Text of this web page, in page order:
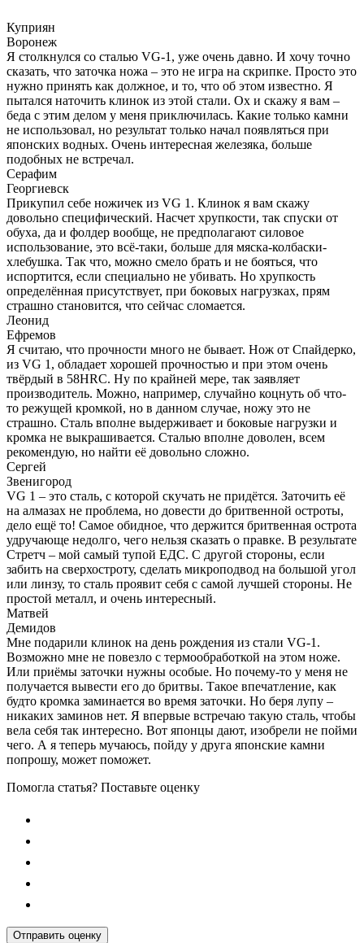
Куприян
Воронеж
Я столкнулся со сталью VG-1, уже очень давно. И хочу точно
сказать, что заточка ножа – это не игра на скрипке. Просто это
нужно принять как должное, и то, что об этом известно. Я
пытался наточить клинок из этой стали. Ох и скажу я вам –
беда с этим делом у меня приключилась. Какие только камни
не использовал, но результат только начал появляться при
японских водных. Очень интересная железяка, больше
подобных не встречал.
Серафим
Георгиевск
Прикупил себе ножичек из VG 1. Клинок я вам скажу
довольно специфический. Насчет хрупкости, так спуски от
обуха, да и фолдер вообще, не предполагают силовое
использование, это всё-таки, больше для мяска-колбаски-
хлебушка. Так что, можно смело брать и не бояться, что
испортится, если специально не убивать. Но хрупкость
определённая присутствует, при боковых нагрузках, прям
страшно становится, что сейчас сломается.
Леонид
Ефремов
Я считаю, что прочности много не бывает. Нож от Спайдерко,
из VG 1, обладает хорошей прочностью и при этом очень
твёрдый в 58HRC. Ну по крайней мере, так заявляет
производитель. Можно, например, случайно коцнуть об что-
то режущей кромкой, но в данном случае, ножу это не
страшно. Сталь вполне выдерживает и боковые нагрузки и
кромка не выкрашивается. Сталью вполне доволен, всем
рекомендую, но найти её довольно сложно.
Сергей
Звенигород
VG 1 – это сталь, с которой скучать не придётся. Заточить её
на алмазах не проблема, но довести до бритвенной остроты,
дело ещё то! Самое обидное, что держится бритвенная острота
удручающе недолго, чего нельзя сказать о правке. В результате
Стретч – мой самый тупой ЕДС. С другой стороны, если
забить на сверхостроту, сделать микроподвод на большой угол
или линзу, то сталь проявит себя с самой лучшей стороны. Не
простой металл, и очень интересный.
Матвей
Демидов
Мне подарили клинок на день рождения из стали VG-1.
Возможно мне не повезло с термообработкой на этом ноже.
Или приёмы заточки нужны особые. Но почему-то у меня не
получается вывести его до бритвы. Такое впечатление, как
будто кромка заминается во время заточки. Но беря лупу –
никаких заминов нет. Я впервые встречаю такую сталь, чтобы
вела себя так интересно. Вот японцы дают, изобрели не пойми
чего. А я теперь мучаюсь, пойду у друга японские камни
попрошу, может поможет.
Помогла статья? Поставьте оценку
Отправить оценку